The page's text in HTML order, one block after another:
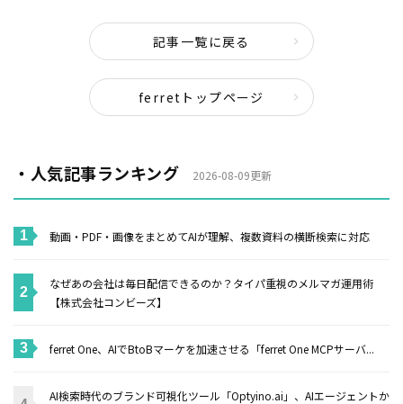
記事一覧に戻る
ferretトップページ
・人気記事ランキング 2026-08-09更新
動画・PDF・画像をまとめてAIが理解、複数資料の横断検索に対応
なぜあの会社は毎日配信できるのか？タイパ重視のメルマガ運用術
【株式会社コンビーズ】
ferret One、AIでBtoBマーケを加速させる「ferret One MCPサーバ...
AI検索時代のブランド可視化ツール「Optyino.ai」、AIエージェントか